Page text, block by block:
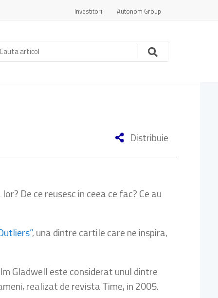
Investitori Autonom Group
Cauta
Distribuie
De ce reusesc in ceea ce fac? Ce au
, una dintre cartile care ne inspira,
Gladwell este considerat unul dintre
realizat de revista Time, in 2005.